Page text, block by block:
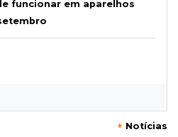
funcionar em aparelhos
+ Notícias